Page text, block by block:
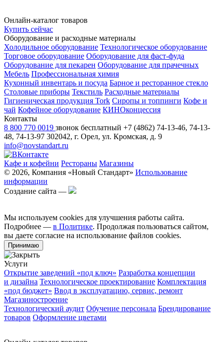
Онлайн-каталог товаров
Купить сейчас
Оборудование и расходные материалы
Холодильное оборудование Технологическое оборудование
Торговое оборудование Оборудование для фаст-фуда
Оборудование для пекарен Оборудование для прачечных
Мебель Профессиональная химия
Кухонный инвентарь и посуда Барное и ресторанное стекло
Столовые приборы Текстиль Расходные материалы
Гигиеническая продукция Tork Сиропы и топпинги Кофе и
чай Кофейное оборудование КИНОконцессия
Контакты
8 800 770 0019 звонок бесплатный +7 (4862) 74-13-46, 74-13-
48, 74-13-97 302042, г. Орел, ул. Кромская, д. 9
info@novstandart.ru
Кафе и кофейни Рестораны Магазины
© 2026, Компания «Новый Стандарт» Использование
информации
Создание сайта —
Мы используем cookies для улучшения работы сайта.
Подробнее — в Политике. Продолжая пользоваться сайтом,
вы даете согласие на использование файлов cookies.
Принимаю
Услуги
Открытие заведений «под ключ» Разработка концепции
и дизайна Технологическое проектирование Комплектация
«под бюджет» Ввод в эксплуатацию, сервис, ремонт
Магазиностроение
Технологический аудит Обучение персонала Брендирование
товаров Оформление цветами